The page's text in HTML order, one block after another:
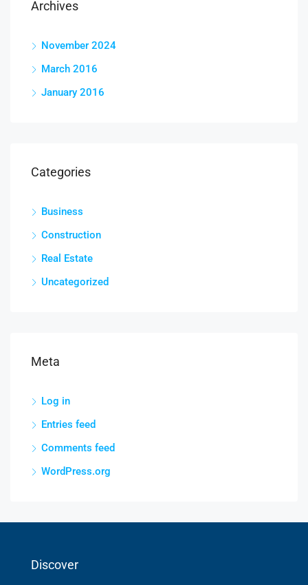
Archives
November 2024
March 2016
January 2016
Categories
Business
Construction
Real Estate
Uncategorized
Meta
Log in
Entries feed
Comments feed
WordPress.org
Discover